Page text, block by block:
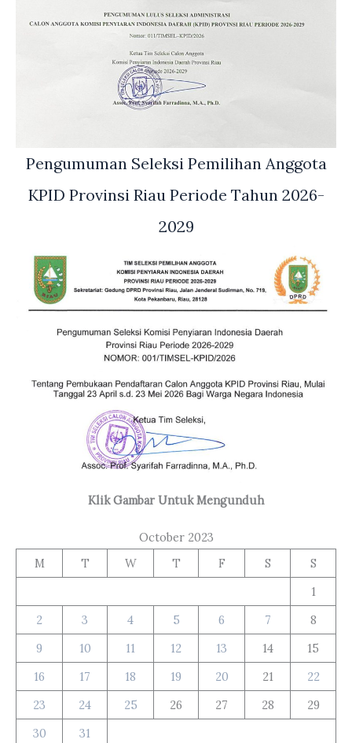
Pengumuman Seleksi Pemilihan Anggota
KPID Provinsi Riau Periode Tahun 2026-
2029
Klik Gambar Untuk Mengunduh
October 2023
M
T W T F S
S
1
2
3 4 5 6 7
8
9
10 11 12 13 14
15
16
17 18 19 20 21
22
23
24 25 26 27 28
29
30
31